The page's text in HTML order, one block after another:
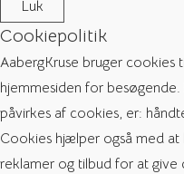
Luk
Cookiepolitik
AabergKruse bruger cookies
hjemmesiden for
påvirkes af cookies, er:
Cookies hjælper også med at
reklamer og tilbud for at give